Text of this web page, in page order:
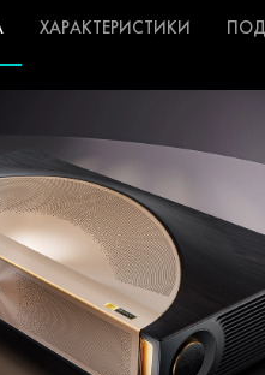
ХАРАКТЕРИСТИКИ